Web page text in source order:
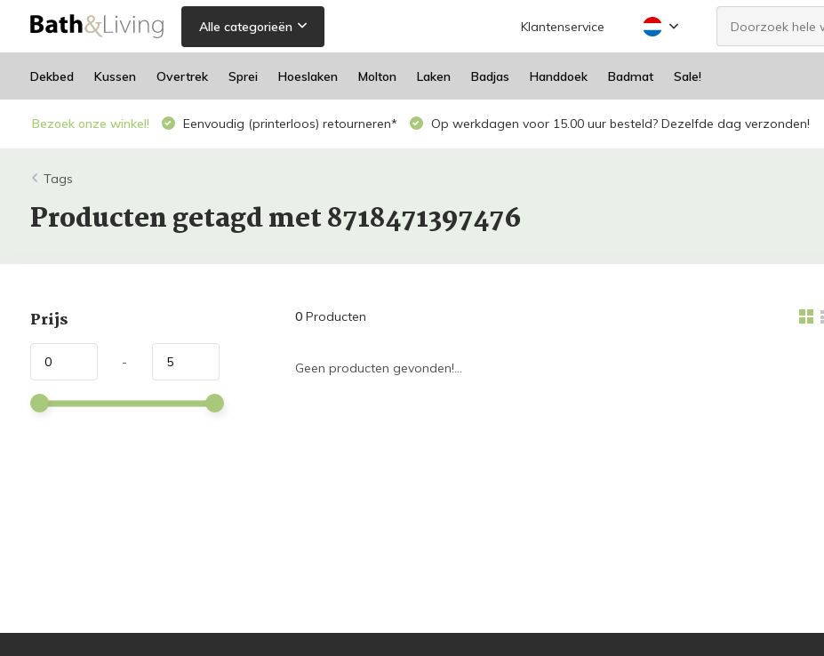
Alle categorieën Klantenservice
Dekbed Kussen Overtrek Sprei Hoeslaken Molton Laken Badjas Handdoek Badmat Sale!
Bezoek onze winkel! Eenvoudig (printerloos) retourneren* Op werkdagen voor 15.00 uur besteld? Dezelfde dag verzonden!
Tags
Producten getagd met 8718471397476
Prijs
-
0Producten
Geen producten gevonden!...